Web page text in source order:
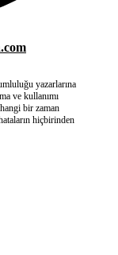
yazarlarına
ve kullanımı
bir zaman
hiçbirinden